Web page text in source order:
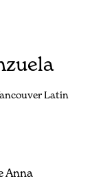
Latin
Anna